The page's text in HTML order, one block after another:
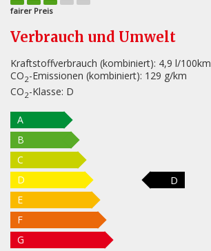
fairer Preis
Verbrauch und Umwelt
Kraftstoffverbrauch (kombiniert): 4,9 l/100km
CO2-Emissionen (kombiniert): 129 g/km
CO2-Klasse: D
A
B
C
D
D
E
F
G